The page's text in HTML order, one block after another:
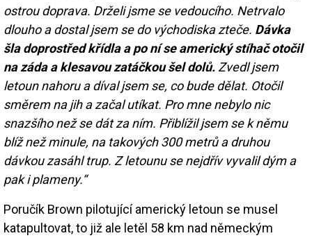
ostrou doprava. Drželi jsme se vedoucího. Netrvalo
dlouho a dostal jsem se do východiska zteče. Dávka
šla doprostřed křídla a po ní se americký stíhač otočil
na záda a klesavou zatáčkou šel dolů. Zvedl jsem
letoun nahoru a díval jsem se, co bude dělat. Otočil
směrem na jih a začal utíkat. Pro mne nebylo nic
snazšího než se dát za ním. Přiblížil jsem se k němu
blíž než minule, na takových 300 metrů a druhou
dávkou zasáhl trup. Z letounu se nejdřív vyvalil dým a
pak i plameny.“
Poručík Brown pilotující americký letoun se musel
katapultovat, to již ale letěl 58 km nad německým